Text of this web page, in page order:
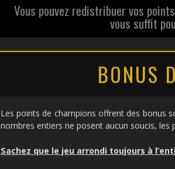
Vous pouvez redistribuer vos
vous suffit
BONUS
Les points de champions offrent des bonus
nombres entiers ne posent aucun soucis,
Sachez que le jeu arrondi toujours à